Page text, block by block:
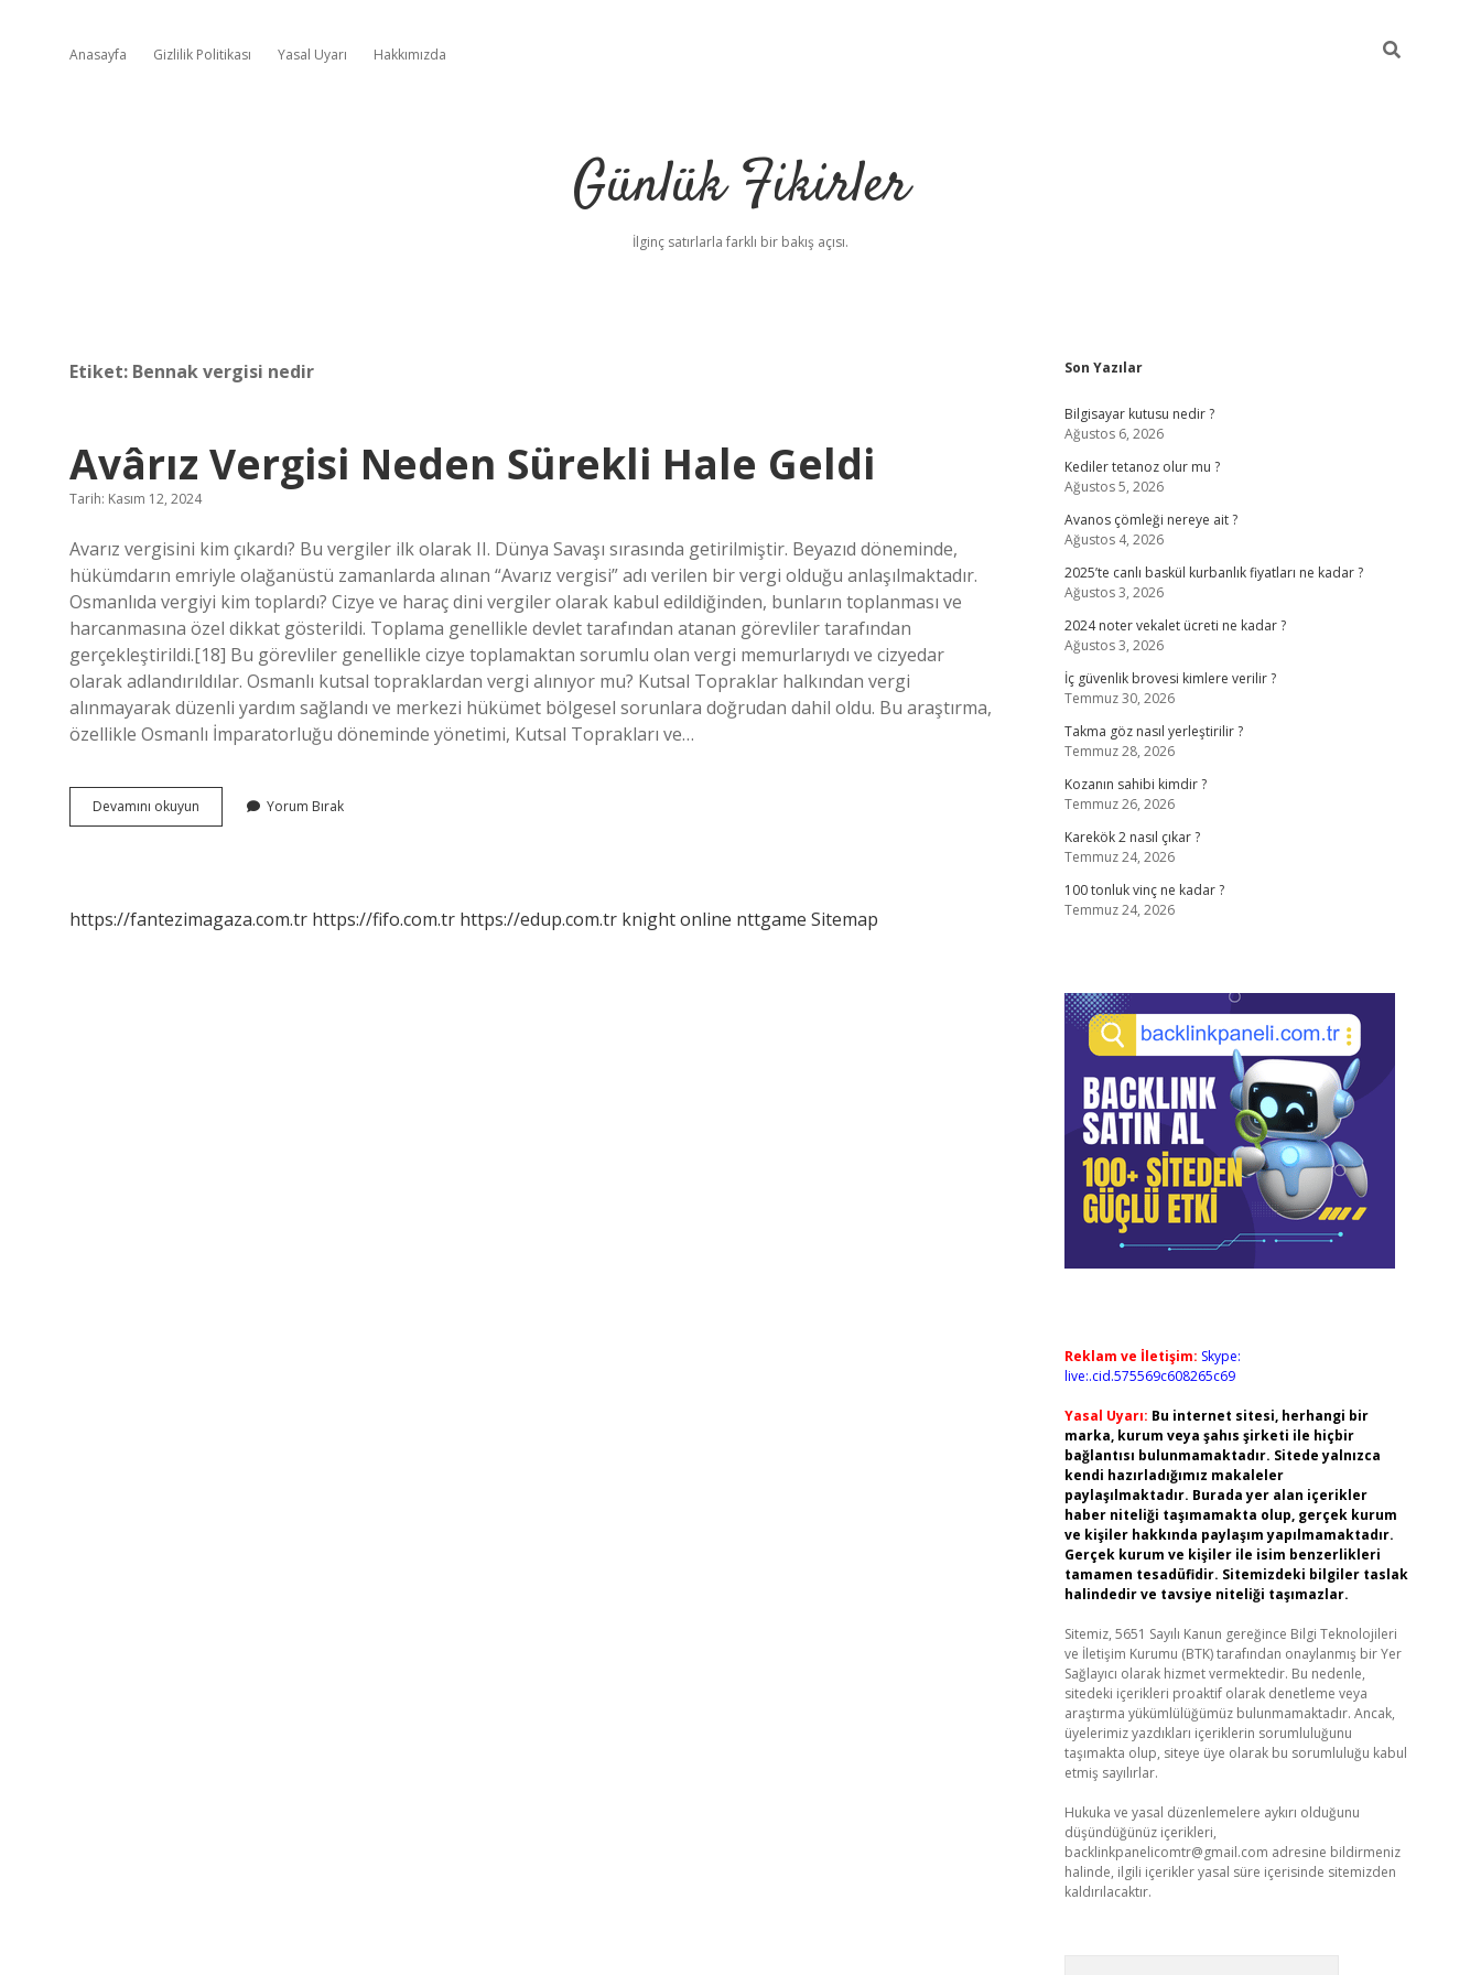
Anasayfa Gizlilik Politikası Yasal Uyarı Hakkımızda
Günlük Fikirler
İlginç satırlarla farklı bir bakış açısı.
Etiket: Bennak vergisi nedir
Avârız Vergisi Neden Sürekli Hale Geldi
Tarih: Kasım 12, 2024
Avarız vergisini kim çıkardı? Bu vergiler ilk olarak II. Dünya Savaşı sırasında getirilmiştir. Beyazıd döneminde,
hükümdarın emriyle olağanüstü zamanlarda alınan “Avarız vergisi” adı verilen bir vergi olduğu anlaşılmaktadır.
Osmanlıda vergiyi kim toplardı? Cizye ve haraç dini vergiler olarak kabul edildiğinden, bunların toplanması ve
harcanmasına özel dikkat gösterildi. Toplama genellikle devlet tarafından atanan görevliler tarafından
gerçekleştirildi.[18] Bu görevliler genellikle cizye toplamaktan sorumlu olan vergi memurlarıydı ve cizyedar
olarak adlandırıldılar. Osmanlı kutsal topraklardan vergi alınıyor mu? Kutsal Topraklar halkından vergi
alınmayarak düzenli yardım sağlandı ve merkezi hükümet bölgesel sorunlara doğrudan dahil oldu. Bu araştırma,
özellikle Osmanlı İmparatorluğu döneminde yönetimi, Kutsal Toprakları ve…
Devamını okuyun
Vergisi
Yorum Bırak
https://fantezimagaza.com.tr https://fifo.com.tr https://edup.com.tr knight online nttgame Sitemap
Sidebar
Son Yazılar
Bilgisayar kutusu nedir ?
Ağustos 6, 2026
Kediler tetanoz olur mu ?
Ağustos 5, 2026
Avanos çömleği nereye ait ?
Ağustos 4, 2026
2025’te canlı baskül kurbanlık fiyatları ne kadar ?
Ağustos 3, 2026
2024 noter vekalet ücreti ne kadar ?
Ağustos 3, 2026
İç güvenlik brovesi kimlere verilir ?
Temmuz 30, 2026
Takma göz nasıl yerleştirilir ?
Temmuz 28, 2026
Kozanın sahibi kimdir ?
Temmuz 26, 2026
Karekök 2 nasıl çıkar ?
Temmuz 24, 2026
100 tonluk vinç ne kadar ?
Temmuz 24, 2026
Reklam ve İletişim: Skype:
live:.cid.575569c608265c69
Yasal Uyarı: Bu internet sitesi, herhangi bir
marka, kurum veya şahıs şirketi ile hiçbir
bağlantısı bulunmamaktadır. Sitede yalnızca
kendi hazırladığımız makaleler
paylaşılmaktadır. Burada yer alan içerikler
haber niteliği taşımamakta olup, gerçek kurum
ve kişiler hakkında paylaşım yapılmamaktadır.
Gerçek kurum ve kişiler ile isim benzerlikleri
tamamen tesadüfidir. Sitemizdeki bilgiler taslak
halindedir ve tavsiye niteliği taşımazlar.
Sitemiz, 5651 Sayılı Kanun gereğince Bilgi Teknolojileri
ve İletişim Kurumu (BTK) tarafından onaylanmış bir Yer
Sağlayıcı olarak hizmet vermektedir. Bu nedenle,
sitedeki içerikleri proaktif olarak denetleme veya
araştırma yükümlülüğümüz bulunmamaktadır. Ancak,
üyelerimiz yazdıkları içeriklerin sorumluluğunu
taşımakta olup, siteye üye olarak bu sorumluluğu kabul
etmiş sayılırlar.
Hukuka ve yasal düzenlemelere aykırı olduğunu
düşündüğünüz içerikleri,
backlinkpanelicomtr@gmail.com adresine bildirmeniz
halinde, ilgili içerikler yasal süre içerisinde sitemizden
kaldırılacaktır.